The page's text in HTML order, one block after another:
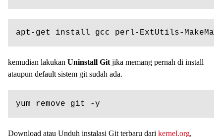
apt-get install gcc perl-ExtUtils-
kemudian lakukan Uninstall Git jika memang pernah di install
ataupun default sistem git sudah ada.
yum remove git -y
Download atau Unduh instalasi Git terbaru dari kernel.org,